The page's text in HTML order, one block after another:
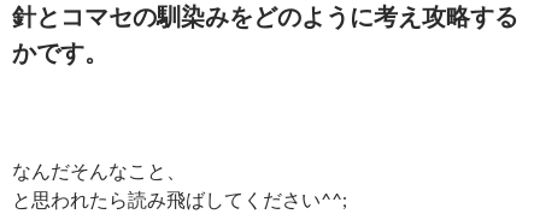
針とコマセの馴染みをどのように考え攻略する
かです。
なんだそんなこと、
と思われたら読み飛ばしてください^^;